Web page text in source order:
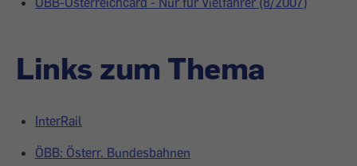
Links zum Thema
InterRail
ÖBB: Österr. Bundesbahnen